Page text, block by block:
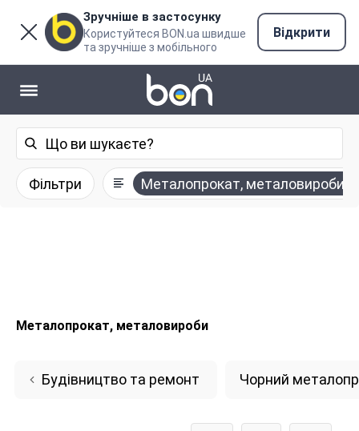
Зручніше в застосунку
Користуйтеся BON.ua швидше
та зручніше з мобільного
Відкрити
Фільтри Металопрокат, металовироби
Металопрокат, металовироби
Будівництво та ремонт Чорний